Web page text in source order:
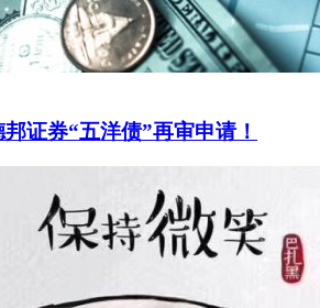
证券“五洋债”再审申请！